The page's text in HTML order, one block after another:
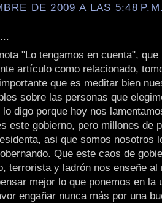
DE 2009 A LAS 5:48
"Lo tengamos en cuenta",
artículo como relacionado,
que es meditar bien
sobre las personas que
digo porque hoy nos
este gobierno, pero millones de
asi que somos nosotros
Que este caos de
terrorista y ladrón nos enseñe al
mejor lo que ponemos en la
engañar nunca más por una